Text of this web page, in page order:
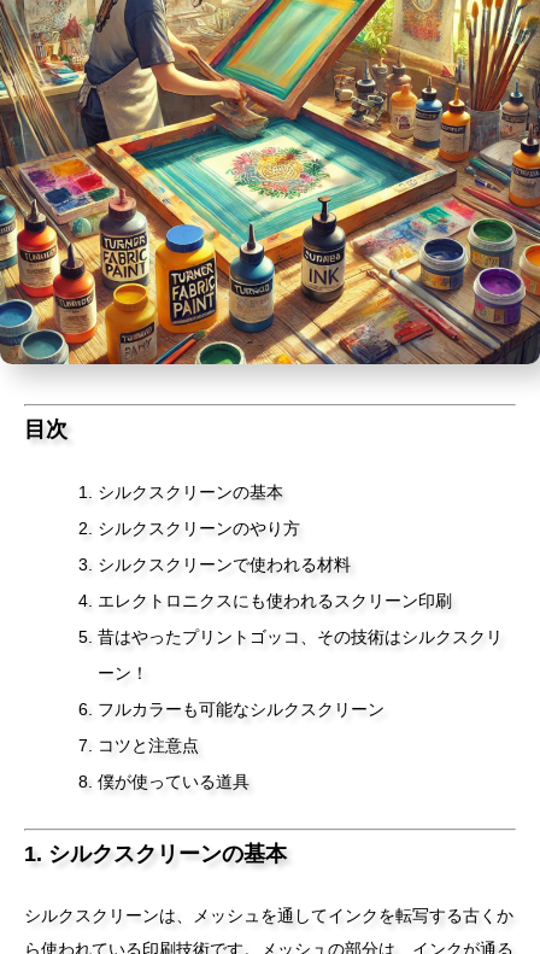
目次
シルクスクリーンの基本
シルクスクリーンのやり方
シルクスクリーンで使われる材料
エレクトロニクスにも使われるスクリーン印刷
昔はやったプリントゴッコ、その技術はシルクスクリ
ーン！
フルカラーも可能なシルクスクリーン
コツと注意点
僕が使っている道具
1. シルクスクリーンの基本
シルクスクリーンは、メッシュを通してインクを転写する古くか
ら使われている印刷技術です。メッシュの部分は、インクが通る